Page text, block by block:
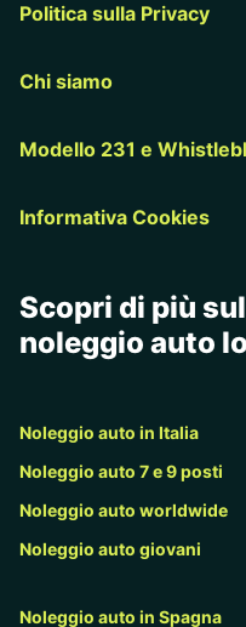
Politica sulla Privacy
Chi siamo
Modello 231 e
Informativa Cookies
Scopri di più
noleggio auto
Noleggio auto in Italia
Noleggio auto 7 e 9 posti
Noleggio auto worldwide
Noleggio auto giovani
Noleggio auto in Spagna